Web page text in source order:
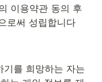
이용약관 동의 후
로써 성립합니다
기를 희망하는 자는